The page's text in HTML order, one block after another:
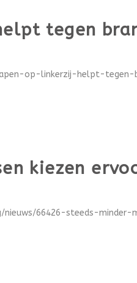
tegen
op-linkerzij-helpt-tegen-
kiezen
nieuws/66426-steeds-